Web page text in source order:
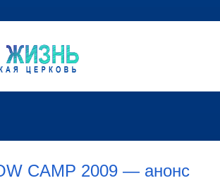
CAMP 2009 — анонс